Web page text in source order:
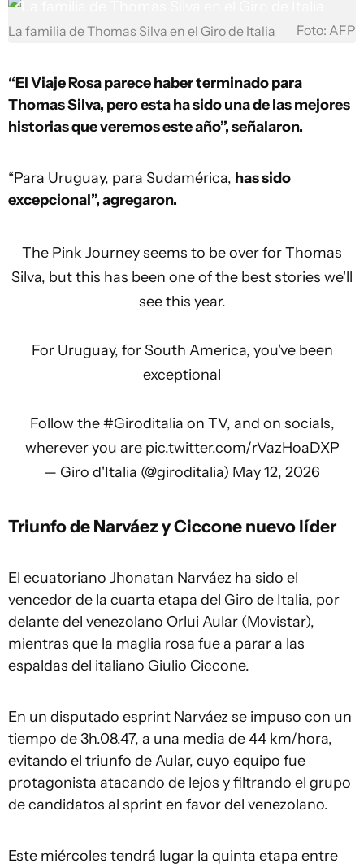
La familia de Thomas Silva en el Giro de Italia Foto: AFP
“El Viaje Rosa parece haber terminado para
Thomas Silva, pero esta ha sido una de las mejores
historias que veremos este año”, señalaron.
“Para Uruguay, para Sudamérica, has sido
excepcional”, agregaron.
The Pink Journey seems to be over for Thomas
Silva, but this has been one of the best stories we'll
see this year.
For Uruguay, for South America, you've been
exceptional
Follow the#Giroditalia on TV, and on socials,
wherever you are pic.twitter.com/rVazHoaDXP
— Giro d'Italia (@giroditalia) May 12, 2026
Triunfo de Narváez y Ciccone nuevo líder
El ecuatoriano Jhonatan Narváez ha sido el
vencedor de la cuarta etapa del Giro de Italia, por
delante del venezolano Orlui Aular (Movistar),
mientras que la maglia rosa fue a parar a las
espaldas del italiano Giulio Ciccone.
En un disputado esprint Narváez se impuso con un
tiempo de 3h.08.47, a una media de 44 km/hora,
evitando el triunfo de Aular, cuyo equipo fue
protagonista atacando de lejos y filtrando el grupo
de candidatos al sprint en favor del venezolano.
Este miércoles tendrá lugar la quinta etapa entre